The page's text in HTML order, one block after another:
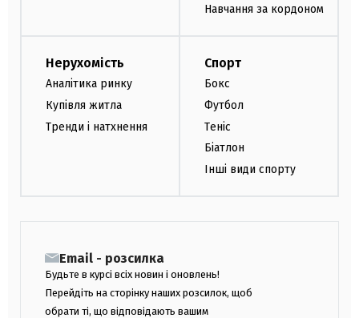
Навчання за кордоном
Нерухомість
Аналітика ринку
Купівля житла
Тренди і натхнення
Спорт
Бокс
Футбол
Теніс
Біатлон
Інші види спорту
Email - розсилка
Будьте в курсі всіх новин і оновлень!
Перейдіть на сторінку наших розсилок, щоб
обрати ті, що відповідають вашим